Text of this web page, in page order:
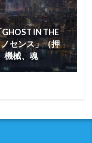
IN THE
センス」（押
機械、魂